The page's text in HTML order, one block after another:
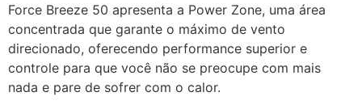
Force Breeze 50 apresenta a Power Zone, uma área
concentrada que garante o máximo de vento
direcionado, oferecendo performance superior e
controle para que você não se preocupe com mais
nada e pare de sofrer com o calor.